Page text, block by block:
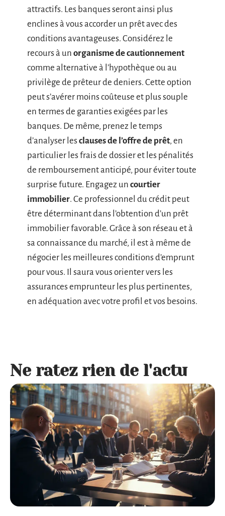
attractifs. Les banques seront ainsi plus
enclines à vous accorder un prêt avec des
conditions avantageuses. Considérez le
recours à un organisme de cautionnement
comme alternative à l’hypothèque ou au
privilège de prêteur de deniers. Cette option
peut s’avérer moins coûteuse et plus souple
en termes de garanties exigées par les
banques. De même, prenez le temps
d’analyser lesclauses de l’offre de prêt, en
particulier les frais de dossier et les pénalités
de remboursement anticipé, pour éviter toute
surprise future. Engagez un courtier
immobilier. Ce professionnel du crédit peut
être déterminant dans l’obtention d’un prêt
immobilier favorable. Grâce à son réseau et à
sa connaissance du marché, il est à même de
négocier les meilleures conditions d’emprunt
pour vous. Il saura vous orienter vers les
assurances emprunteur les plus pertinentes,
en adéquation avec votre profil et vos besoins.
Ne ratez rien de l'actu